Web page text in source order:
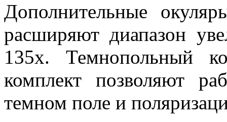
Дополнительные
расширяют диапазон
135х. Темнопольный
комплект позволяют
темном поле и